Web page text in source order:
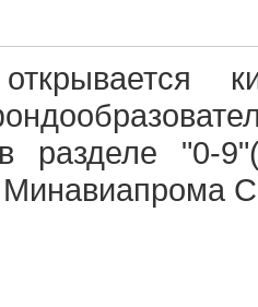
разделе "0-
Минавиапрома